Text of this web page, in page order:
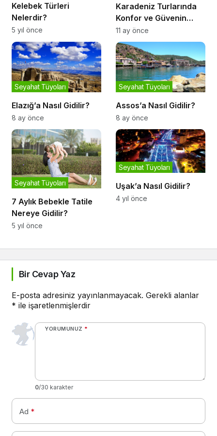
Kelebek Türleri
Nelerdir?
5 yıl önce
Karadeniz Turlarında
Konfor ve Güvenin
Adresi 5K Tur
11 ay önce
Elazığ’a Nasıl Gidilir?
Seyahat Tüyoları
8 ay önce
Assos’a Nasıl Gidilir?
Seyahat Tüyoları
8 ay önce
7 Aylık Bebekle Tatile
Nereye Gidilir?
Seyahat Tüyoları
5 yıl önce
Uşak’a Nasıl Gidilir?
Seyahat Tüyoları
4 yıl önce
Bir Cevap Yaz
E-posta adresiniz yayınlanmayacak. Gerekli alanlar
* ile işaretlenmişlerdir
YORUMUNUZ *
0/30 karakter
Ad *